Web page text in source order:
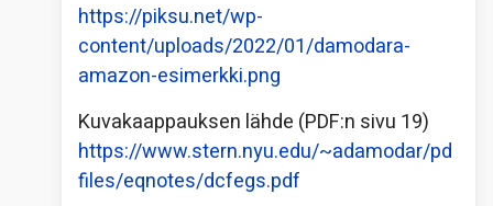
https://piksu.net/wp-
content/uploads/2022/01/damodara-
amazon-esimerkki.png
Kuvakaappauksen lähde (PDF:n sivu 19)
https://www.stern.nyu.edu/~adamodar/pd
files/eqnotes/dcfegs.pdf